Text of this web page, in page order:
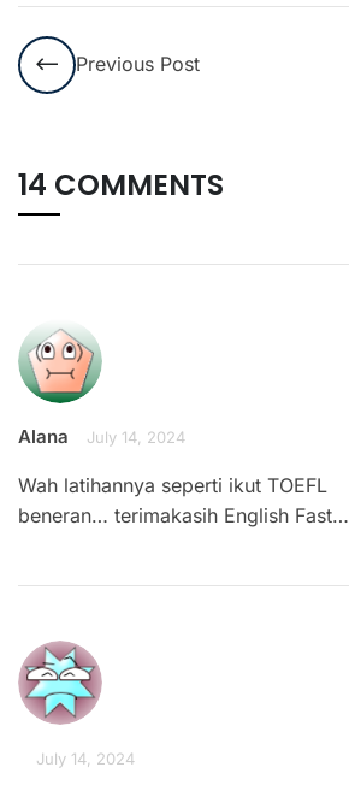
Previous Post
14 COMMENTS
Alana July 14, 2024
Wah latihannya seperti ikut TOEFL
beneran… terimakasih English Fast…
July 14, 2024